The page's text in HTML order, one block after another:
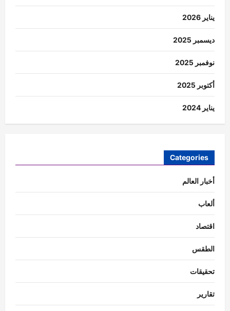
يناير 2026
ديسمبر 2025
نوفمبر 2025
أكتوبر 2025
يناير 2024
Categories
أخبار العالم
ألعاب
اقتصاد
الطقس
تحقيقات
تقارير